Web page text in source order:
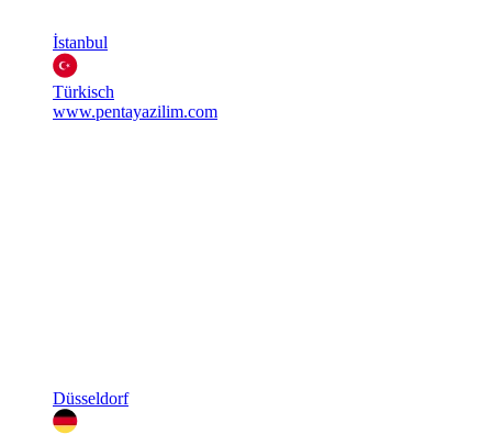
İstanbul
Türkisch
www.pentayazilim.com
Düsseldorf